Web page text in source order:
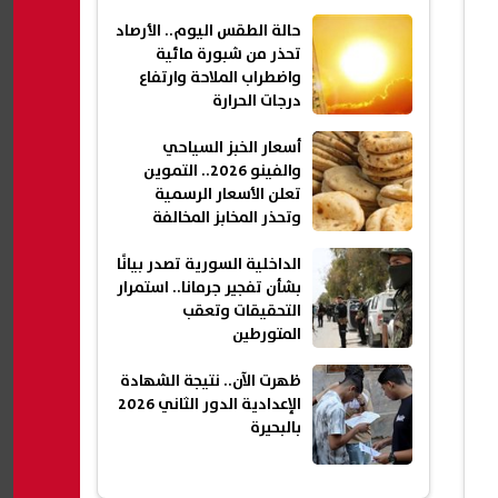
حالة الطقس اليوم.. الأرصاد
تحذر من شبورة مائية
واضطراب الملاحة وارتفاع
درجات الحرارة
أسعار الخبز السياحي
والفينو 2026.. التموين
تعلن الأسعار الرسمية
وتحذر المخابز المخالفة
الداخلية السورية تصدر بيانًا
بشأن تفجير جرمانا.. استمرار
التحقيقات وتعقب
المتورطين
ظهرت الآن.. نتيجة الشهادة
الإعدادية الدور الثاني 2026
بالبحيرة